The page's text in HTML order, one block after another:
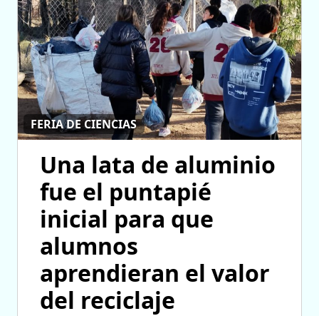
FERIA DE CIENCIAS
Una lata de aluminio
fue el puntapié
inicial para que
alumnos
aprendieran el valor
del reciclaje